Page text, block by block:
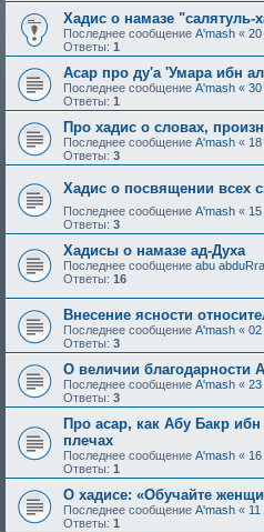
Хадис о намазе "салятуль-
Последнее сообщение A'mash « 20
Ответы: 1
Асар про ду'а 'Умара ибн
Последнее сообщение A'mash « 30
Ответы: 1
Про хадис о словах,
Последнее сообщение A'mash «
Ответы: 3
Последнее сообщение A'mash «
Ответы: 3
Хадисы о намазе ад-Духа
Последнее сообщение abu
Ответы: 16
Внесение ясности
Последнее сообщение A'mash «
Ответы: 3
О величии благодарности
Последнее сообщение A'mash « 23
Ответы: 3
Про асар, как Абу Бакр
плечах
Последнее сообщение A'mash «
Ответы: 1
О хадисе: «Обучайте
Последнее сообщение A'mash «
Ответы: 1